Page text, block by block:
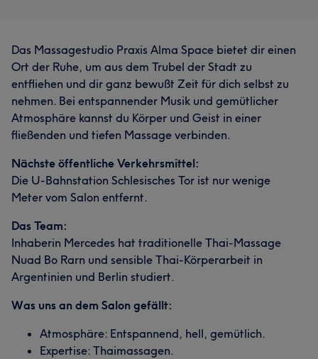
Das Massagestudio Praxis Alma Space bietet dir einen
Ort der Ruhe, um aus dem Trubel der Stadt zu
entfliehen und dir ganz bewußt Zeit für dich selbst zu
nehmen. Bei entspannender Musik und gemütlicher
Atmosphäre kannst du Körper und Geist in einer
fließenden und tiefen Massage verbinden.
Nächste öffentliche Verkehrsmittel:
Die U-Bahnstation Schlesisches Tor ist nur wenige
Meter vom Salon entfernt.
Das Team:
Inhaberin Mercedes hat traditionelle Thai-Massage
Nuad Bo Rarn und sensible Thai-Körperarbeit in
Argentinien und Berlin studiert.
Was uns an dem Salon gefällt:
Atmosphäre: Entspannend, hell, gemütlich.
Expertise: Thaimassagen.